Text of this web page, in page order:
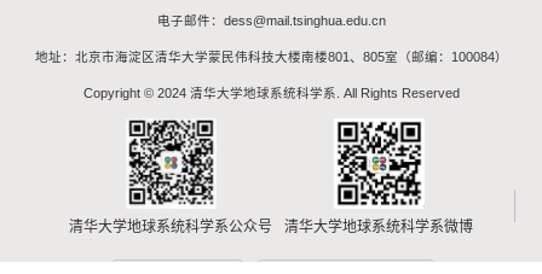
电子邮件：dess@mail.tsinghua.edu.cn
地址：北京市海淀区清华大学蒙民伟科技大楼南楼801、805室（邮编：100084）
Copyright © 2024 清华大学地球系统科学系. All Rights Reserved
清华大学地球系统科学系公众号 清华大学地球系统科学系微博